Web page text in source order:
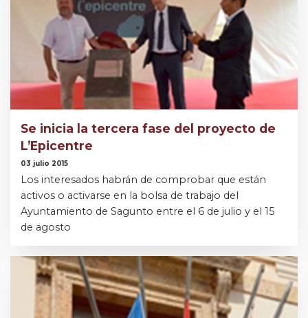
Se inicia la tercera fase del proyecto de
L’Epicentre
03 julio 2015
Los interesados habrán de comprobar que están
activos o activarse en la bolsa de trabajo del
Ayuntamiento de Sagunto entre el 6 de julio y el 15
de agosto